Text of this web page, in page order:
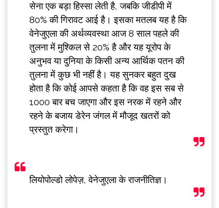
सेना एक बड़ा हिस्सा लेती है, जबकि जीडीपी में
80% की गिरावट आई है। इसका मतलब यह है कि
वेनेजुएला की अर्थव्यवस्था आज 8 साल पहले की
तुलना में मुश्किल से 20% है और यह यूरोप के
अनुभव या दुनिया के किसी अन्य आर्थिक पतन की
तुलना में कुछ भी नहीं है। यह सुनकर बहुत दुख
होता है कि कोई आपसे कहता है कि वह इस सब से
1000 बार बच जाएगा और इस नरक में रहने और
रहने के बजाय डेरेन जंगल में मौजूद खतरों को
प्रस्तुत करेगा।
लियोपोल्डो लोपेज़, वेनेजुएला के राजनीतिज्ञ।